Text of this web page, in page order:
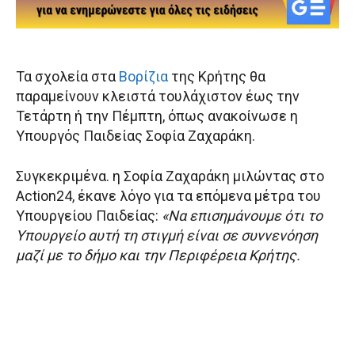
Τα σχολεία σταΒορίζιατης Κρήτης θα
παραμείνουν κλειστά τουλάχιστον έως την
Τετάρτη ή την Πέμπτη, όπως ανακοίνωσε η
Υπουργός Παιδείας Σοφία Ζαχαράκη.
Συγκεκριμένα. η Σοφία Ζαχαράκη μιλώντας στο
Action24, έκανε λόγο για τα επόμενα μέτρα του
Υπουργείου Παιδείας: «Να επισημάνουμε ότι το
Υπουργείο αυτή τη στιγμή είναι σε συννενόηση
μαζί με το δήμο και την Περιφέρεια Κρήτης.